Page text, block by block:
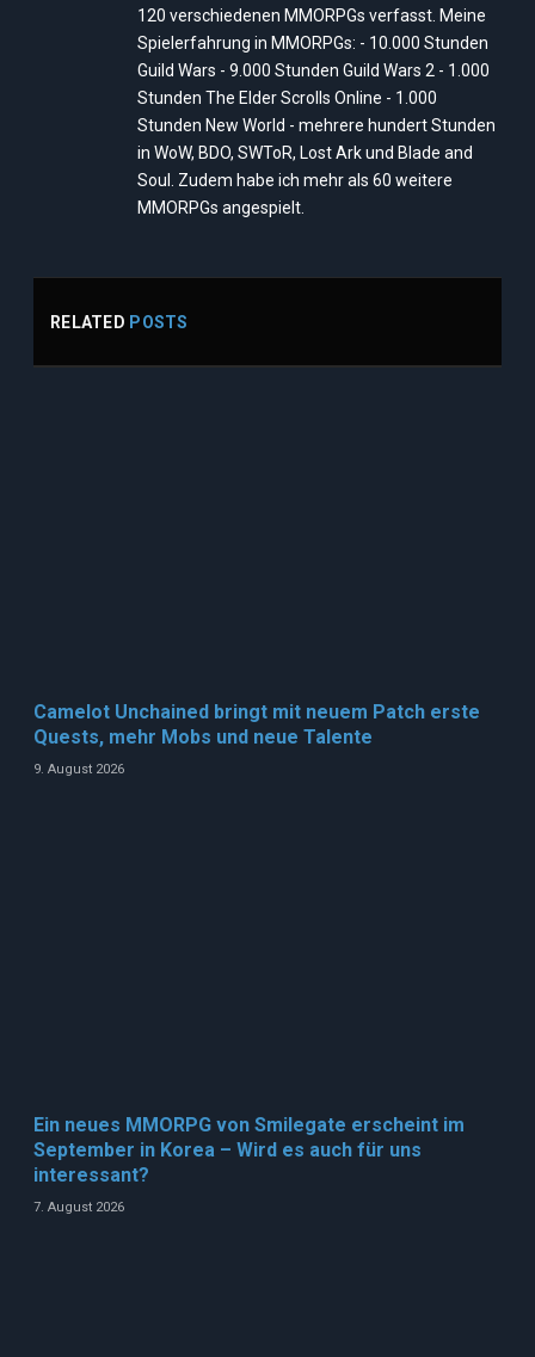
120 verschiedenen MMORPGs verfasst. Meine
Spielerfahrung in MMORPGs: - 10.000 Stunden
Guild Wars - 9.000 Stunden Guild Wars 2 - 1.000
Stunden The Elder Scrolls Online - 1.000
Stunden New World - mehrere hundert Stunden
in WoW, BDO, SWToR, Lost Ark und Blade and
Soul. Zudem habe ich mehr als 60 weitere
MMORPGs angespielt.
RELATED POSTS
Camelot Unchained bringt mit neuem Patch erste
Quests, mehr Mobs und neue Talente
9. August 2026
Ein neues MMORPG von Smilegate erscheint im
September in Korea – Wird es auch für uns
interessant?
7. August 2026